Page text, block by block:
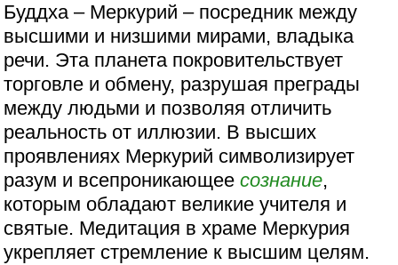
Буддха – Меркурий – посредник между
высшими и низшими мирами, владыка
речи. Эта планета покровительствует
торговле и обмену, разрушая преграды
между людьми и позволяя отличить
реальность от иллюзии. В высших
проявлениях Меркурий символизирует
разум и всепроникающеесознание,
которым обладают великие учителя и
святые. Медитация в храме Меркурия
укрепляет стремление к высшим целям.